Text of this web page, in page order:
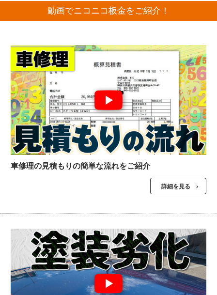
動画でニコニコ板金をご紹介！
車修理の見積もりの簡単な流れをご紹介
詳細を見る ›